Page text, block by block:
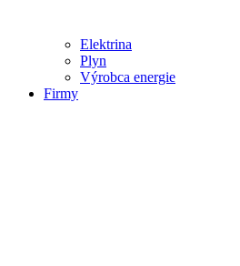
Elektrina
Plyn
Výrobca energie
Firmy